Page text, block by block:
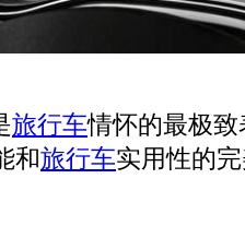
旅行车情怀的最极
和旅行车实用性的